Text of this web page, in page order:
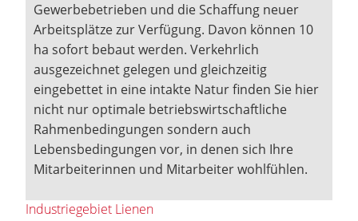
Gewerbebetrieben und die Schaffung neuer
Arbeitsplätze zur Verfügung. Davon können 10
ha sofort bebaut werden. Verkehrlich
ausgezeichnet gelegen und gleichzeitig
eingebettet in eine intakte Natur finden Sie hier
nicht nur optimale betriebswirtschaftliche
Rahmenbedingungen sondern auch
Lebensbedingungen vor, in denen sich Ihre
Mitarbeiterinnen und Mitarbeiter wohlfühlen.
Industriegebiet Lienen